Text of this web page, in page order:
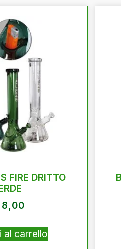
FIRE DRITTO
al carrello